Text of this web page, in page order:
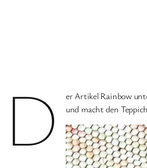
D
er Artikel Rainbow
und macht den